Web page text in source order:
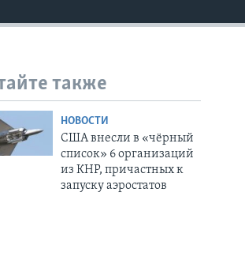
также
НОВОСТИ
США внесли в «чёрный
список» 6 организаций
из КНР, причастных к
запуску аэростатов